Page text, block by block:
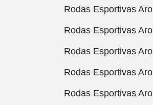
Rodas Esportivas
Rodas Esportivas
Rodas Esportivas
Rodas Esportivas
Rodas Esportivas